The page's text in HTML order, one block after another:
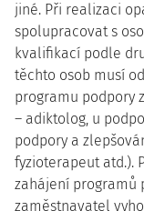
jiné. Při realizaci
spolupracovat s
kvalifikací podle
těchto osob musí
programu podpory
– adiktolog, u
podpory a
fyzioterapeut atd.).
zahájení programů
zaměstnavatel